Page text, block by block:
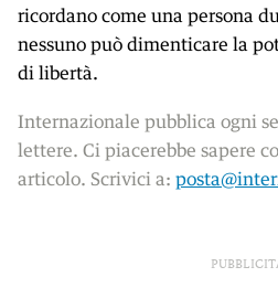
ricordano come una persona
nessuno può dimenticare la
di libertà.
Internazionale pubblica ogni
lettere. Ci piacerebbe sapere
articolo. Scrivici a: